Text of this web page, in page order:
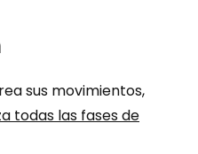
sus movimientos,
todas las fases de